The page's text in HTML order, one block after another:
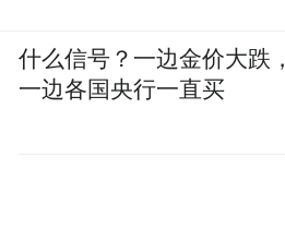
什么信号？一边金价大跌，
一边各国央行一直买